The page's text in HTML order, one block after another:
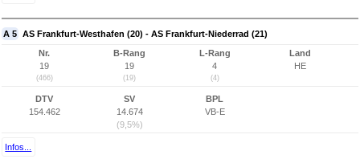
A 5 AS Frankfurt-Westhafen (20) - AS Frankfurt-Niederrad (21)
Nr.
19
(466)
B-Rang
19
(19)
L-Rang
4
(4)
Land
HE
DTV
154.462
SV
14.674
(9,5%)
BPL
VB-E
Infos...